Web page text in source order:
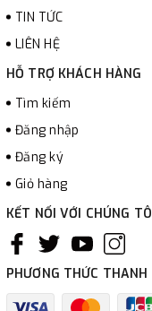
TIN TỨC
LIÊN HỆ
HỖ TRỢ KHÁCH HÀNG
Tìm kiếm
Đăng nhập
Đăng ký
Giỏ hàng
KẾT NỐI VỚI CHÚNG
PHƯƠNG THỨC THANH